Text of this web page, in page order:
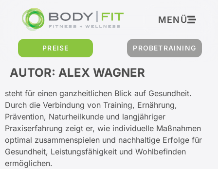
springen
MENÜ
PREISE PROBETRAINING
AUTOR: ALEX WAGNER
steht für einen ganzheitlichen Blick auf Gesundheit.
Durch die Verbindung von Training, Ernährung,
Prävention, Naturheilkunde und langjähriger
Praxiserfahrung zeigt er, wie individuelle Maßnahmen
optimal zusammenspielen und nachhaltige Erfolge für
Gesundheit, Leistungsfähigkeit und Wohlbefinden
ermöglichen.